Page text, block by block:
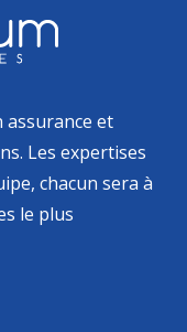
et
Les expertises
chacun sera à
le plus